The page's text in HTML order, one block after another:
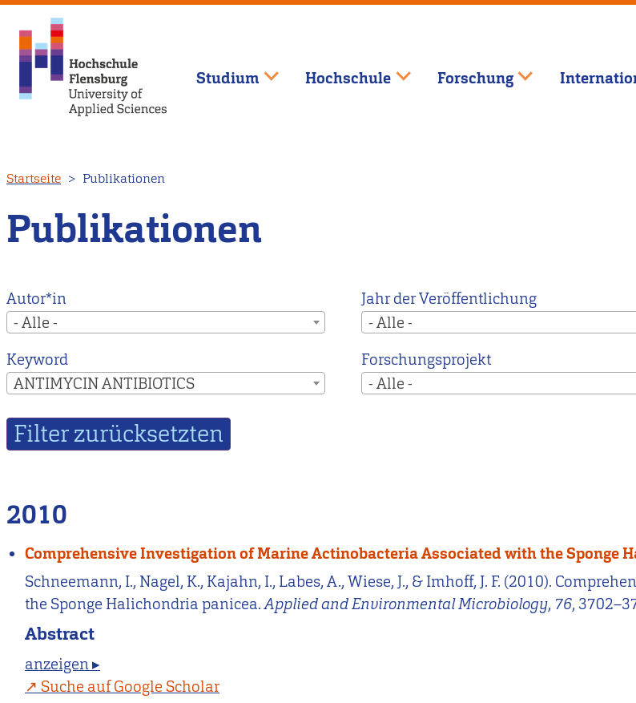
zum
Inhalt
Studium Hochschule Forschung
Startseite Publikationen
Publikationen
Autor*in
- Alle -
Jahr der Veröffentlichung
- Alle -
Keyword
ANTIMYCIN ANTIBIOTICS
Forschungsprojekt
- Alle -
2010
Comprehensive Investigation of Marine Actinobacteria Associated with the Sponge
Schneemann, I., Nagel, K., Kajahn, I., Labes, A., Wiese, J., & Imhoff, J. F. (2010).
the Sponge Halichondria panicea.Applied and Environmental Microbiology, 76,
Abstract
anzeigen ▸
Suche auf Google Scholar